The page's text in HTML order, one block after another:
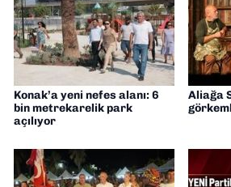
Konak’a yeni nefes alanı: 6
bin metrekarelik park
açılıyor
Aliağa